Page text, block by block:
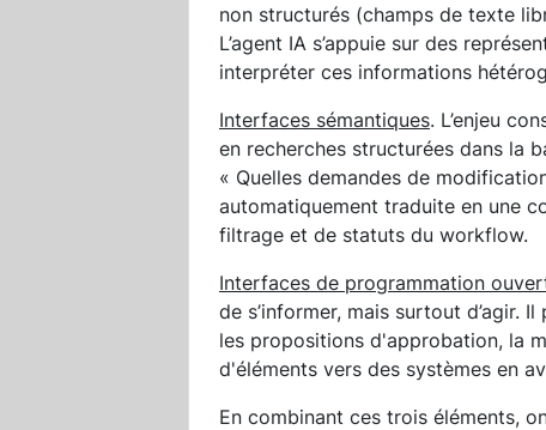
non structurés (champs de texte
L’agent IA s’appuie sur des
interpréter ces informations
Interfaces sémantiques. L’enjeu
en recherches structurées dans la
« Quelles demandes de
automatiquement traduite en une
filtrage et de statuts du workflow.
Interfaces de programmation
de s’informer, mais surtout d’agir.
les propositions d'approbation, la
d'éléments vers des systèmes en
En combinant ces trois éléments,